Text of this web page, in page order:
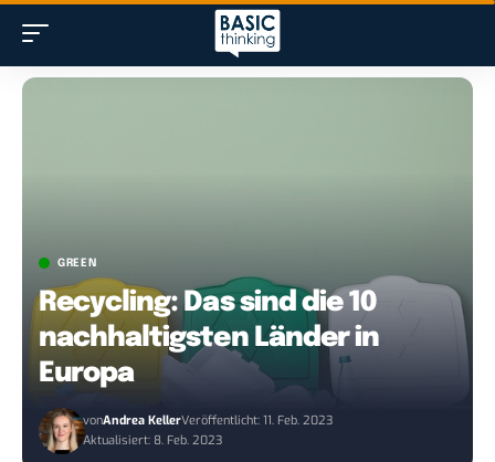
GREEN
Recycling: Das sind die 10
nachhaltigsten Länder in
Europa
vonAndrea KellerVeröffentlicht: 11. Feb. 2023
Aktualisiert: 8. Feb. 2023